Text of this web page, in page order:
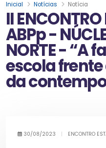
II
ABPp -
NORTE - “A
escola
da
Inicial Notícias Notícia
30/08/2023 ENCONTRO